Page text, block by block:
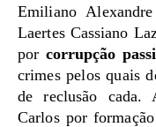
Emiliano
Laertes Cassiano
por corrupção
crimes pelos quais
de reclusão cada.
Carlos por